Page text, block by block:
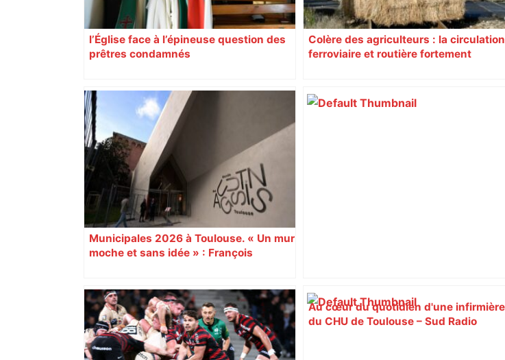
l’Église face à l’épineuse question des
prêtres condamnés
Colère des agriculteurs : la circulation
ferroviaire et routière fortement
Municipales 2026 à Toulouse. « Un mur
moche et sans idée » : François
Augustins
Au cœur du quotidien d'une infirmière
du CHU de Toulouse – Sud Radio